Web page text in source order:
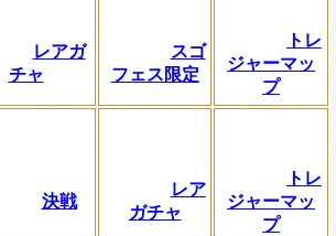
レアガ
チャ
スゴ
フェス限定
トレ
ジャーマッ
プ
決戦
レア
ガチャ
トレ
ジャーマッ
プ